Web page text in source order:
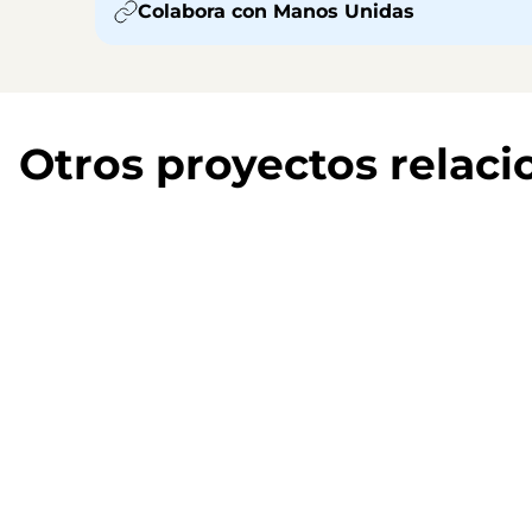
Colabora con Manos Unidas
Otros proyectos